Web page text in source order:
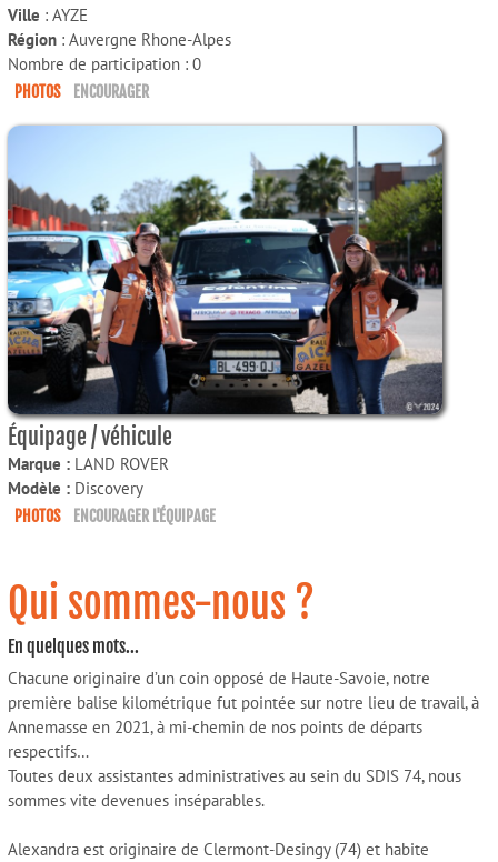
Ville : AYZE
Région : Auvergne Rhone-Alpes
Nombre de participation : 0
PHOTOS ENCOURAGER
Équipage / véhicule
Marque : LAND ROVER
Modèle : Discovery
PHOTOS ENCOURAGER L'ÉQUIPAGE
Qui sommes-nous ?
En quelques mots...
Chacune originaire d’un coin opposé de Haute-Savoie, notre
première balise kilométrique fut pointée sur notre lieu de travail, à
Annemasse en 2021, à mi-chemin de nos points de départs
respectifs…
Toutes deux assistantes administratives au sein du SDIS 74, nous
sommes vite devenues inséparables.
Alexandra est originaire de Clermont-Desingy (74) et habite